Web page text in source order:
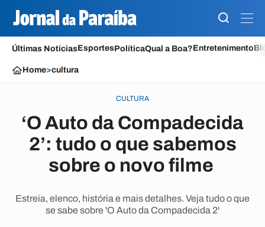
Últimas NotíciasEsportesPolíticaQual a Boa?Entretenimento
Home>cultura
CULTURA
‘O Auto da Compadecida
2’: tudo o que sabemos
sobre o novo filme
Estreia, elenco, história e mais detalhes. Veja tudo o que
se sabe sobre 'O Auto da Compadecida 2'